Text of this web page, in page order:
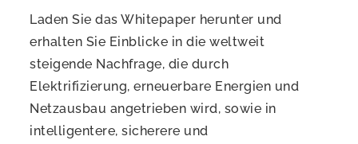
Laden Sie das Whitepaper herunter und
erhalten Sie Einblicke in die weltweit
steigende Nachfrage, die durch
Elektrifizierung, erneuerbare Energien und
Netzausbau angetrieben wird, sowie in
intelligentere, sicherere und